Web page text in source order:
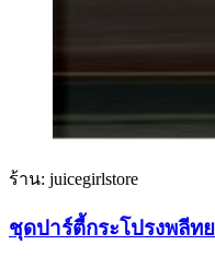
ร้าน: juicegirlstore
ชุดปาร์ตี้กระโปรงพลีท